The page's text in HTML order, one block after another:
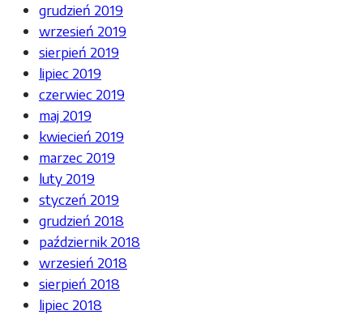
grudzień 2019
wrzesień 2019
sierpień 2019
lipiec 2019
czerwiec 2019
maj 2019
kwiecień 2019
marzec 2019
luty 2019
styczeń 2019
grudzień 2018
październik 2018
wrzesień 2018
sierpień 2018
lipiec 2018